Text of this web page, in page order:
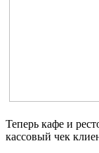
Теперь кафе и
кассовый чек